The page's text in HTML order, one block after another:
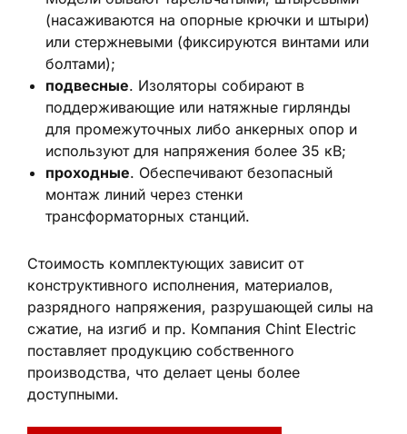
(насаживаются на опорные крючки и штыри)
или стержневыми (фиксируются винтами или
болтами);
подвесные. Изоляторы собирают в
поддерживающие или натяжные гирлянды
для промежуточных либо анкерных опор и
используют для напряжения более 35 кВ;
проходные. Обеспечивают безопасный
монтаж линий через стенки
трансформаторных станций.
Стоимость комплектующих зависит от
конструктивного исполнения, материалов,
разрядного напряжения, разрушающей силы на
сжатие, на изгиб и пр. Компания Chint Electric
поставляет продукцию собственного
производства, что делает цены более
доступными.